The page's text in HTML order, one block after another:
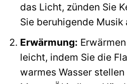
das Licht, zünden Sie
Sie beruhigende Musik
Erwärmung:
leicht, indem Sie die
warmes Wasser